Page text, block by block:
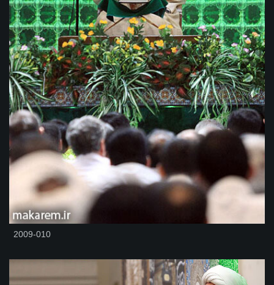
2009-010